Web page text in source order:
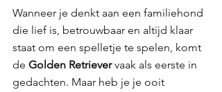
Wanneer je denkt aan een familiehond
die lief is, betrouwbaar en altijd klaar
staat om een spelletje te spelen, komt
de Golden Retriever vaak als eerste in
gedachten. Maar heb je je ooit